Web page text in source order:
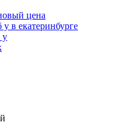
цена
в екатеринбурге
у